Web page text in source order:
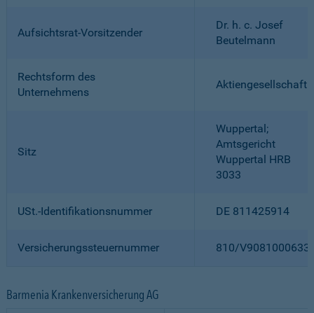
Aufsichtsrat-Vorsitzender
Dr. h. c. Josef
Beutelmann
Rechtsform des
Unternehmens
Aktiengesellschaft
Sitz
Wuppertal;
Amtsgericht
Wuppertal HRB
3033
USt.-Identifikationsnummer DE 811425914
Versicherungssteuernummer 810/
Barmenia Krankenversicherung AG